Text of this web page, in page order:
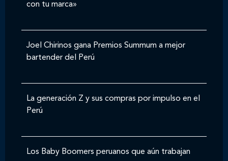
con tu marca»
Joel Chirinos gana Premios Summum a mejor
bartender del Perú
La generación Z y sus compras por impulso en el
Perú
Los Baby Boomers peruanos que aún trabajan